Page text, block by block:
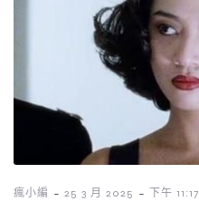
瘋小編 - 25 3 月 2025 - 下午 11:17